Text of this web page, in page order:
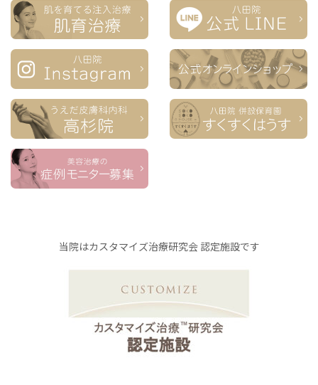
当院はカスタマイズ治療研究会 認定施設です